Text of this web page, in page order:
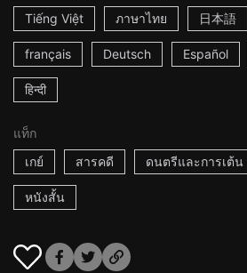
Tiếng Việt ภาษาไทย 日本語
français Deutsch Español
हिन्दी
แท็ก
เกย์
สารคดี ดนตรีและการเต้น
หนังสั้น